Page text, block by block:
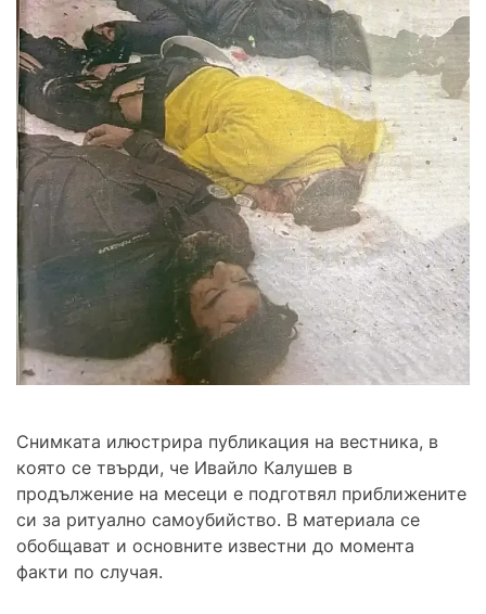
Снимката илюстрира публикация на вестника, в
която се твърди, че Ивайло Калушев в
продължение на месеци е подготвял приближените
си за ритуално самоубийство. В материала се
обобщават и основните известни до момента
факти по случая.